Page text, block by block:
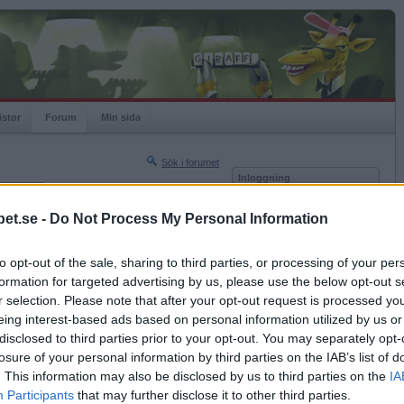
- Do Not Process My Personal Information
opt-out of the sale, sharing to third parties, or processing of your
for targeted advertising by us, please use the below opt-out
selection. Please note that after your opt-out request is processed
interest-based ads based on personal information utilized by us
to third parties prior to your opt-out. You may separately
of your personal information by third parties on the IAB’s list of
This information may also be disclosed by us to third parties on the
Participants that may further disclose it to other third parties.
Forum Min sida
Sök i forumet
Nästa sida »
2017-08-30 18:25
som fyller år idag <3
Inloggning
Kom ihåg mig
Glömt ditt lösenord?
Få ny aktiveringslänk
Betapet är gratis!